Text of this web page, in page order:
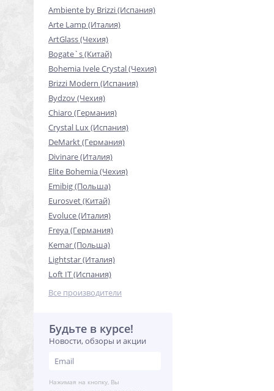
Ambiente by Brizzi (Испания)
Arte Lamp (Италия)
ArtGlass (Чехия)
Bogate`s (Китай)
Bohemia Ivele Crystal (Чехия)
Brizzi Modern (Испания)
Bydzov (Чехия)
Chiaro (Германия)
Crystal Lux (Испания)
DeMarkt (Германия)
Divinare (Италия)
Elite Bohemia (Чехия)
Emibig (Польша)
Eurosvet (Китай)
Evoluce (Италия)
Freya (Германия)
Kemar (Польша)
Lightstar (Италия)
Loft IT (Испания)
Все производители
Будьте в курсе!
Новости, обзоры и акции
Нажимая на кнопку, Вы